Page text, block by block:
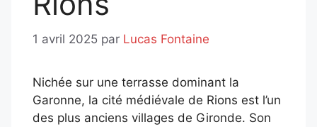
1 avril 2025 par Lucas Fontaine
Nichée sur une terrasse dominant la
Garonne, la cité médiévale de Rions est l’un
des plus anciens villages de Gironde. Son